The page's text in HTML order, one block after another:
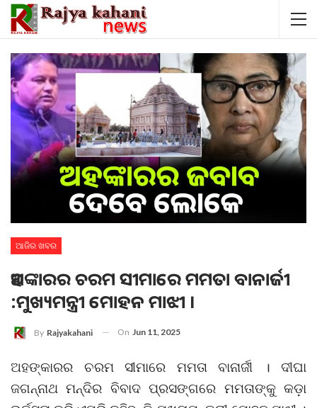
ଆଜିର ଖବର
ଅହଙ୍କାରର ଚରମ ସୀମାରେ ମମତା ବାନାର୍ଜୀ
:ମୁଖ୍ୟମନ୍ତ୍ରୀ ମୋହନ ମାଝୀ ।
By Rajyakahani On Jun 11, 2025
ଅହଙ୍କାରର ଚରମ ସୀମାରେ ମମତା ବାନାର୍ଜୀ । ଦୀଘା
ଜଗନ୍ନାଥ ମନ୍ଦିର ବିବାଦ ପ୍ରସଙ୍ଗରେ ମମତାଙ୍କୁ କଡ଼ା